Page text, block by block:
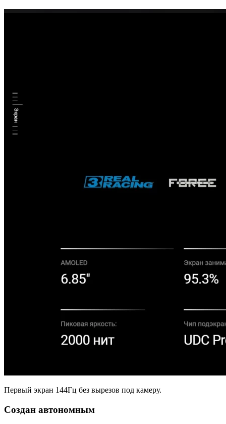
Первый экран 144Гц без вырезов под камеру.
Создан автономным